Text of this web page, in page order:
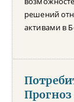
решений
активами в